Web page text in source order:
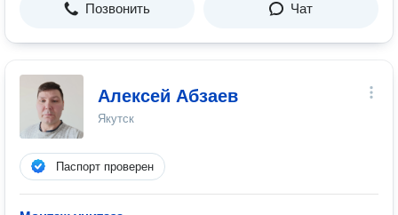
Позвонить Чат
Алексей Абзаев
Якутск
Паспорт проверен